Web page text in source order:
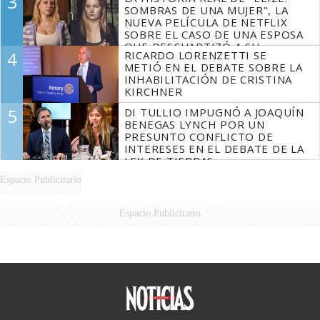
SOMBRAS DE UNA MUJER", LA
NUEVA PELÍCULA DE NETFLIX
SOBRE EL CASO DE UNA ESPOSA
QUE DESCUARTIZÓ A SU
MARIDO
4
RICARDO LORENZETTI SE
METIÓ EN EL DEBATE SOBRE LA
INHABILITACIÓN DE CRISTINA
KIRCHNER
5
DI TULLIO IMPUGNÓ A JOAQUÍN
BENEGAS LYNCH POR UN
PRESUNTO CONFLICTO DE
INTERESES EN EL DEBATE DE LA
LEY DE TIERRAS
Espacio Publicitario
Espacio Publicitario